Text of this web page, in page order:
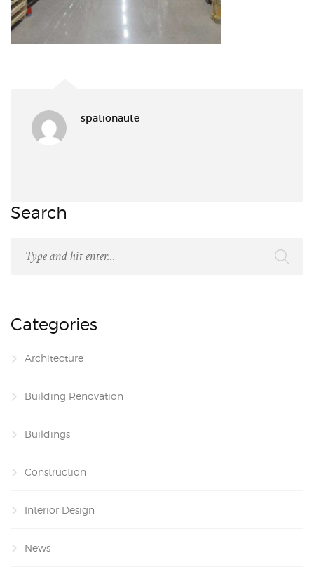
spationaute
Search
Categories
Architecture
Building Renovation
Buildings
Construction
Interior Design
News